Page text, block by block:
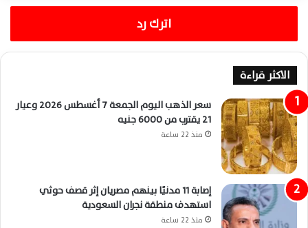
اترك رد
الاكثر قراءة
سعر الذهب اليوم الجمعة 7 أغسطس 2026 وعيار
21 يقترب من 6000 جنيه
منذ 22 ساعة
إصابة 11 مدنيًا بينهم مصريان إثر قصف حوثي
استهدف منطقة نجران السعودية
منذ 22 ساعة